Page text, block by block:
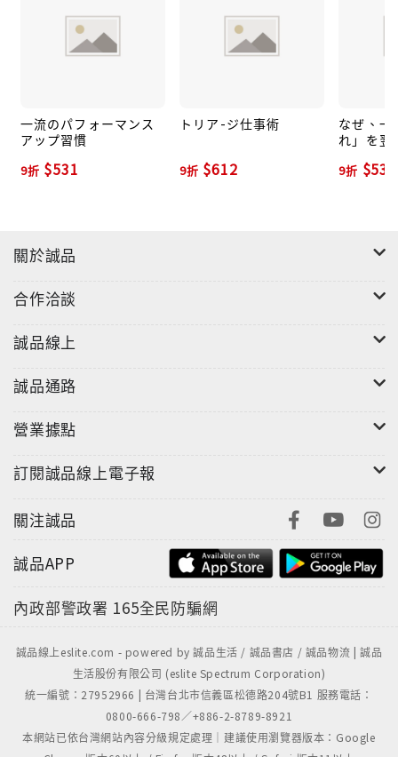
一流のパフォーマンス
アップ習慣
9折 $531
トリア-ジ仕事術
9折 $612
なぜ、一
れ」を翌
9折 $531
關於誠品
合作洽談
誠品線上
誠品通路
營業據點
訂閱誠品線上電子報
關注誠品
誠品APP
內政部警政署 165全民防騙網
誠品線上eslite.com - powered by 誠品生活 / 誠品書店 / 誠品物流 | 誠品
生活股份有限公司 (eslite Spectrum Corporation)
統一編號：27952966 | 台灣台北市信義區松德路204號B1 服務電話：
0800-666-798／+886-2-8789-8921
本網站已依台灣網站內容分級規定處理｜建議使用瀏覽器版本：Google